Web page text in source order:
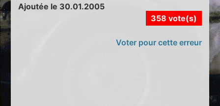
Ajoutée le 30.01.2005
358 vote(s)
Voter pour cette erreur